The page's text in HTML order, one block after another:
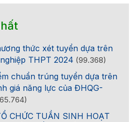
thức xét tuyển dựa trên
THPT 2024 (99.368)
chuẩn trúng tuyển dựa trên
giá năng lực của ĐHQG-
CHỨC TUẦN SINH HOẠT